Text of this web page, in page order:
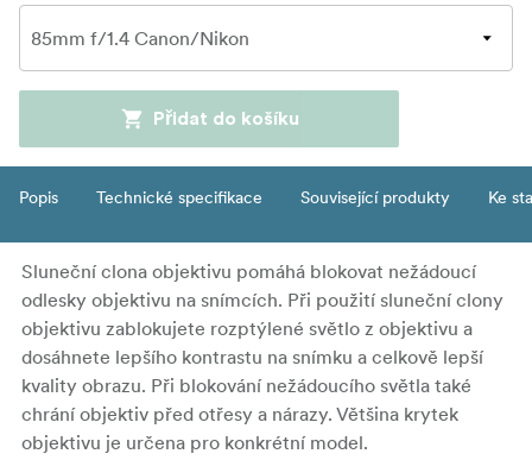
Přidat do košíku
Popis Technické specifikace Související produkty Ke
Sluneční clona objektivu pomáhá blokovat nežádoucí
odlesky objektivu na snímcích. Při použití sluneční clony
objektivu zablokujete rozptýlené světlo z objektivu a
dosáhnete lepšího kontrastu na snímku a celkově lepší
kvality obrazu. Při blokování nežádoucího světla také
chrání objektiv před otřesy a nárazy. Většina krytek
objektivu je určena pro konkrétní model.